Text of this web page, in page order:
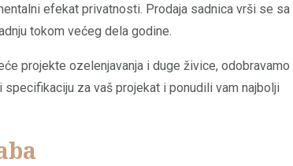
efekat privatnosti. Prodaja sadnica vrši se sa
tokom većeg dela godine.
projekte ozelenjavanja i duge živice, odobravamo
za vaš projekat i ponudili vam najbolji